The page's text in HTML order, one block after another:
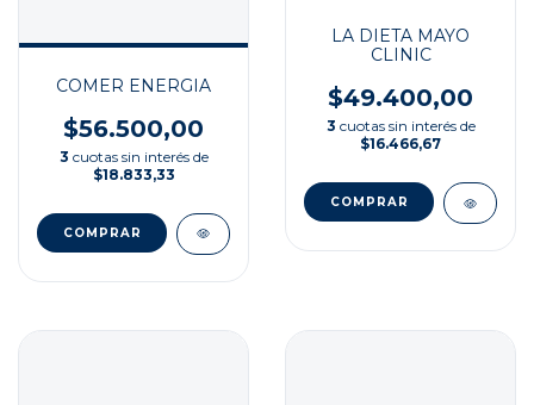
COMER ENERGIA
$56.500,00
3 cuotas sin interés de
$18.833,33
LA DIETA MAYO
CLINIC
$49.400,00
3 cuotas sin interés de
$16.466,67